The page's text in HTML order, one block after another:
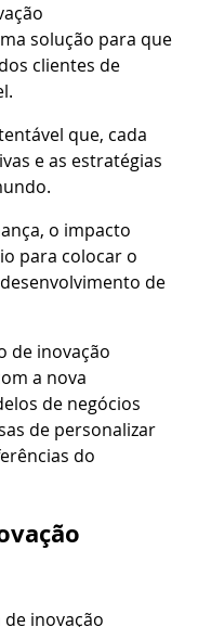
solução para que
clientes de
que, cada
e as estratégias
o impacto
para colocar o
de
de inovação
a nova
de negócios
de personalizar
do
inovação